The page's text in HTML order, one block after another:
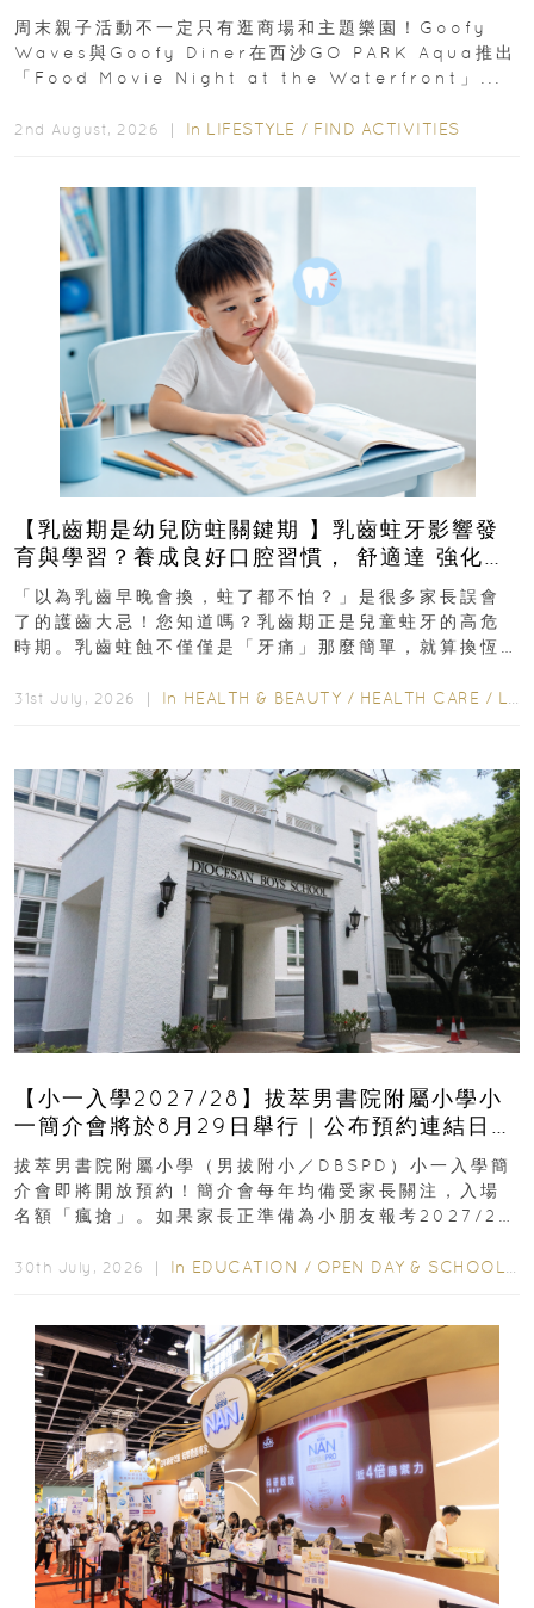
外影院逢週末登場
周末親子活動不一定只有逛商場和主題樂園！Goofy
Waves與Goofy Diner在西沙GO PARK Aqua推出
「Food Movie Night at the Waterfront」...
2nd August, 2026 ｜ In LIFESTYLE / FIND ACTIVITIES
【乳齒期是幼兒防蛀關鍵期 】乳齒蛀牙影響發
育與學習？養成良好口腔習慣， 舒適達 強化琺
瑯質 兒童牙膏防護指南
「以為乳齒早晚會換，蛀了都不怕？」是很多家長誤會
了的護齒大忌！您知道嗎？乳齒期正是兒童蛀牙的高危
時期。乳齒蛀蝕不僅僅是「牙痛」那麼簡單，就算換恆
31st July, 2026 ｜ In HEALTH & BEAUTY / HEALTH CARE / LIFESTYLE
【小一入學2027/28】拔萃男書院附屬小學小
一簡介會將於8月29日舉行｜公布預約連結日期
｜更設有網上重溫
拔萃男書院附屬小學（男拔附小／DBSPD）小一入學簡
介會即將開放預約！簡介會每年均備受家長關注，入場
名額「瘋搶」。如果家長正準備為小朋友報考2027/28
30th July, 2026 ｜ In EDUCATION / OPEN DAY & SCHOOL EVENTS